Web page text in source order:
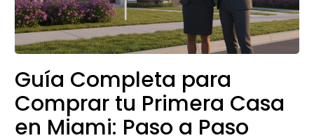
Guía Completa para
Comprar tu Primera Casa
en Miami: Paso a Paso